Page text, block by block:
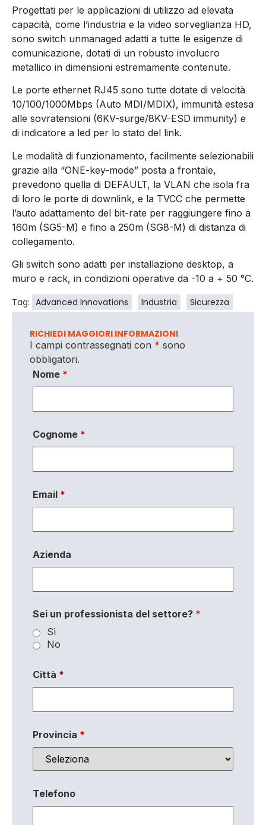
Progettati per le applicazioni di utilizzo ad elevata
capacità, come l’industria e la video sorveglianza HD,
sono switch unmanaged adatti a tutte le esigenze di
comunicazione, dotati di un robusto involucro
metallico in dimensioni estremamente contenute.
Le porte ethernet RJ45 sono tutte dotate di velocità
10/100/1000Mbps (Auto MDI/MDIX), immunità estesa
alle sovratensioni (6KV-surge/8KV-ESD immunity) e
di indicatore a led per lo stato del link.
Le modalità di funzionamento, facilmente selezionabili
grazie alla “ONE-key-mode” posta a frontale,
prevedono quella di DEFAULT, la VLAN che isola fra
di loro le porte di downlink, e la TVCC che permette
l’auto adattamento del bit-rate per raggiungere fino a
160m (SG5-M) e fino a 250m (SG8-M) di distanza di
collegamento.
Gli switch sono adatti per installazione desktop, a
muro e rack, in condizioni operative da -10 a + 50 °C.
Tag: Advanced Innovations Industria Sicurezza
RICHIEDI MAGGIORI INFORMAZIONI
I campi contrassegnati con * sono
obbligatori.
Nome *
Cognome *
Email *
Azienda
Sei un professionista del settore? *
Sì
No
Città *
Provincia *
Telefono